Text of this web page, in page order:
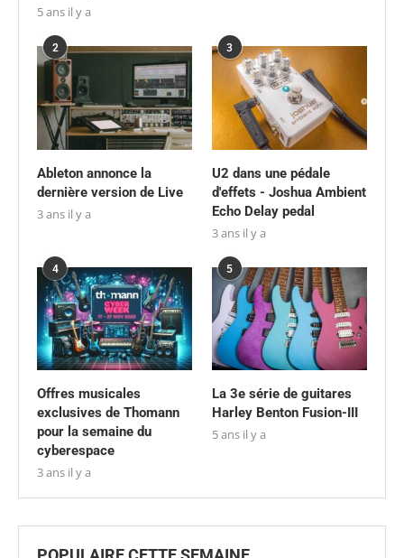
5 ans il y a
2
Ableton annonce la
dernière version de Live
3 ans il y a
3
U2 dans une pédale
d'effets - Joshua Ambient
Echo Delay pedal
3 ans il y a
4
Offres musicales
exclusives de Thomann
pour la semaine du
cyberespace
3 ans il y a
5
La 3e série de guitares
Harley Benton Fusion-III
5 ans il y a